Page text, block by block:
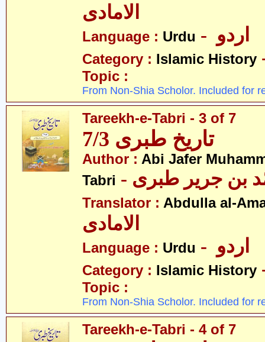
الامادی
Language : Urdu
Category : Islamic History
Topic :
From Non-Shia Scholor. Included for
Tareekh-e-Tabri - 3 of 7
تاریخ طبری 7/3
Author : Abi Jafer
Tabri
بن جریر طبری
Translator : Abdulla al-
الامادی
Language : Urdu
Category : Islamic History
Topic :
From Non-Shia Scholor. Included for
Tareekh-e-Tabri - 4 of 7